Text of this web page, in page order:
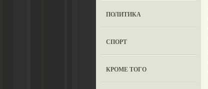
ПОЛИТИКА
СПОРТ
КРОМЕ ТОГО